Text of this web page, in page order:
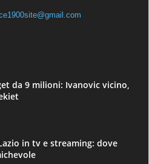
da 9 milioni: Ivanovic vicino,
in tv e streaming: dove